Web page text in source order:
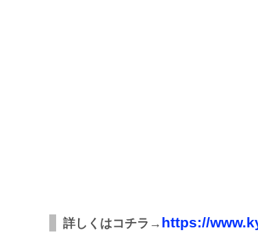
詳しくはコチラ→ https://